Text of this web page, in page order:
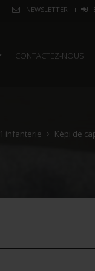
NEWSLETTER
CONTACTEZ-NOUS
infanterie Képi de